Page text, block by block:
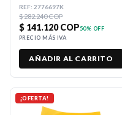
Caterpillar
REF: 2776697K
$ 282.240 COP
$ 141.120 COP50% OFF
PRECIO MÁS IVA
AÑADIR AL CARRITO
¡OFERTA!